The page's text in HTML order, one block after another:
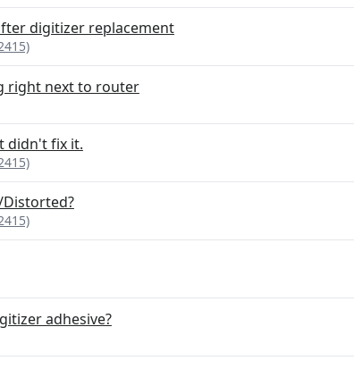
digitizer replacement
right next to router
didn't fix it.
Distorted?
adhesive?